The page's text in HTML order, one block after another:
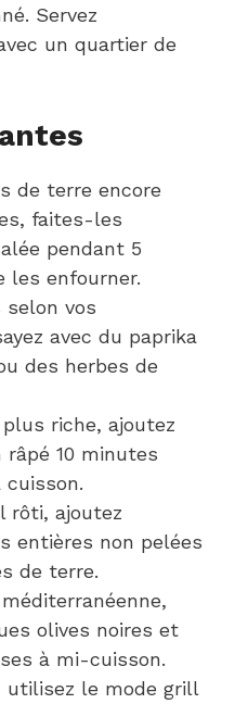
Servez
un quartier de
de terre encore
faites-les
pendant 5
les enfourner.
selon vos
avec du paprika
des herbes de
riche, ajoutez
râpé 10 minutes
rôti, ajoutez
entières non pelées
de terre.
olives noires et
à mi-cuisson.
utilisez le mode grill